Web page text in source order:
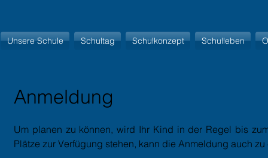
Unsere Schule Schultag Schulkonzept Schulleben
Anmeldung
Um planen zu können, wird Ihr Kind in der Regel bis
Plätze zur Verfügung stehen, kann die Anmeldung auch